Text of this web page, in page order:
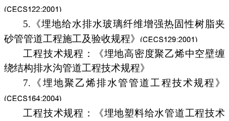
5.《埋地给水排水玻璃纤维增强热固性树脂夹
砂管管道工程施工及验收规程》
工程技术规程：《埋地高密度聚乙烯中空壁缠
绕结构排水沟管道工程技术规程》
7.《埋地聚乙烯排水管管道工程技术规程》
工程技术规程：《埋地塑料给水管道工程技术